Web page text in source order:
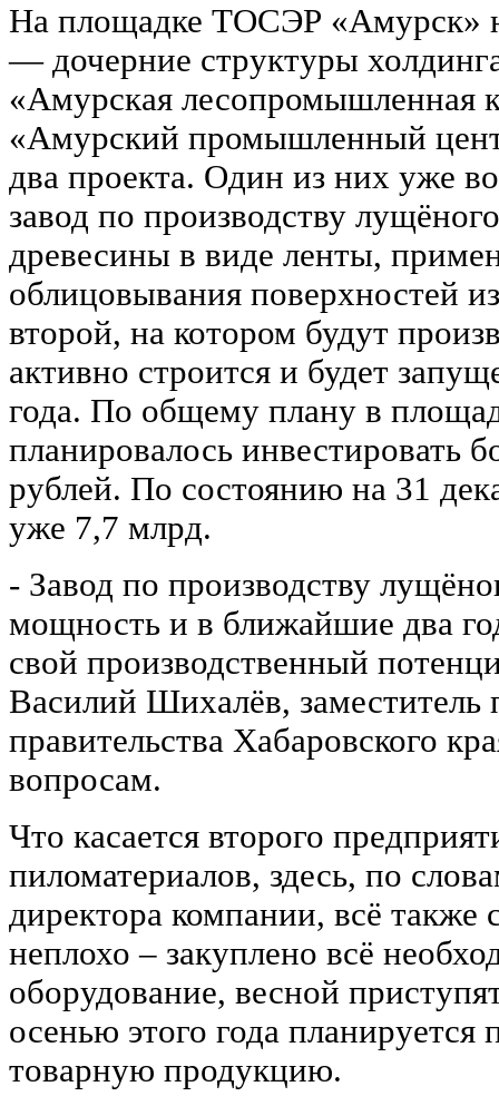
На площадке ТОСЭР «Амурск»
— дочерние структуры
«Амурская лесопромышленная
«Амурский промышленный
два проекта. Один из них уже
завод по производству
древесины в виде ленты,
облицовывания поверхностей
второй, на котором будут
активно строится и будет
года. По общему плану в
планировалось инвестировать
рублей. По состоянию на 31
уже 7,7 млрд.
- Завод по производству
мощность и в ближайшие два
свой производственный
Василий Шихалёв, заместитель
правительства Хабаровского
вопросам.
Что касается второго
пиломатериалов, здесь, по
директора компании, всё также
неплохо – закуплено всё
оборудование, весной
осенью этого года планируется
товарную продукцию.